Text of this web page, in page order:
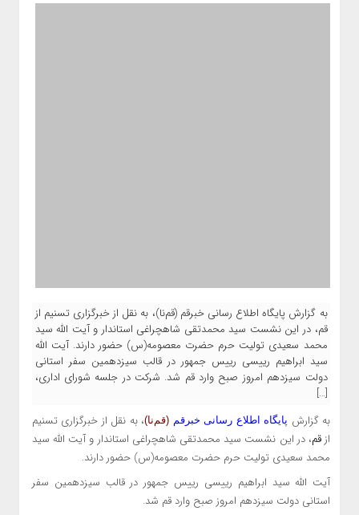
به گزارش پایگاه اطلاع رسانی خبرقم (قم‌نا)، به نقل از خبرگزاری تسنیم از
قم، در این نشست سید محمدتقی شاهچراغی استاندار و آیت الله سید
محمد سعیدی تولیت حرم حضرت معصومه(س) حضور دارند. آیت الله
سید ابراهیم رییسی رییس جمهور در قالب سیزدهمین سفر استانی
دولت سیزدهم امروز صبح وارد قم شد. شرکت در جلسه شورای اداری،
[…]
به گزارش پایگاه اطلاع رسانی خبرقم (قم‌نا)
، به نقل از خبرگزاری تسنیم
از قم، در این نشست سید محمدتقی شاهچراغی استاندار و آیت الله سید
محمد سعیدی تولیت حرم حضرت معصومه(س) حضور دارند.
آیت الله سید ابراهیم رییسی رییس جمهور در قالب سیزدهمین سفر
استانی دولت سیزدهم امروز صبح وارد قم شد.